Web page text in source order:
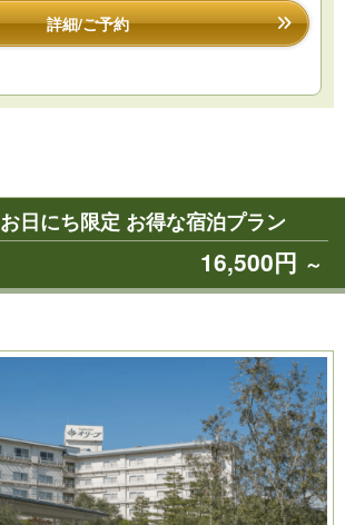
詳細/ご予約
お日にち限定 お得な宿泊プラン
16,500円 ～